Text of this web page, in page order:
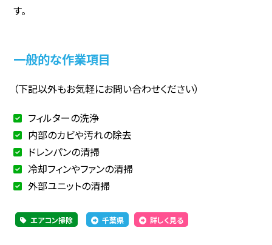
す。
一般的な作業項目
（下記以外もお気軽にお問い合わせください）
フィルターの洗浄
内部のカビや汚れの除去
ドレンパンの清掃
冷却フィンやファンの清掃
外部ユニットの清掃
エアコン掃除 千葉県 詳しく見る